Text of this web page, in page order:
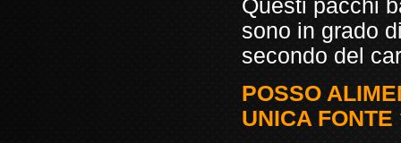
Questi pacchi
sono in grado
secondo del
POSSO
UNICA FONTE